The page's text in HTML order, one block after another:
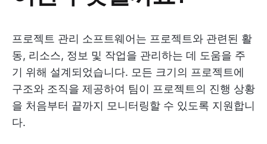
프로젝트 관리 소프트웨어는 프로젝트와 관련된 활
동, 리소스, 정보 및 작업을 관리하는 데 도움을 주
기 위해 설계되었습니다. 모든 크기의 프로젝트에
구조와 조직을 제공하여 팀이 프로젝트의 진행 상황
을 처음부터 끝까지 모니터링할 수 있도록 지원합니
다.